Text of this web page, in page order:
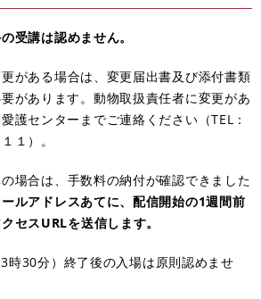
受講は認めません。
がある場合は、変更届出書及び添付書類
があります。動物取扱責任者に変更があ
護センターまでご連絡ください （TEL：
１）。
場合は、手数料の納付が確認できました
ルアドレスあてに、配信開始の1週間前
セスURLを送信します。
時30分）終了後の入場は原則認めませ